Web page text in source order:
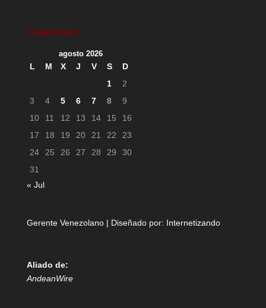
Calendario
agosto 2026
L M X J V S
D
1
2
3
4 5 6 7 8
9
10
11 12 13 14 15
16
17
18 19 20 21 22
23
24
25 26 27 28 29
30
31
« Jul
Gerente Venezolano | Diseñado por: Internetizando
Aliado de:
AndeanWire